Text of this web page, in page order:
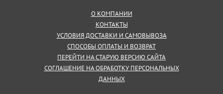
О КОМПАНИИ
КОНТАКТЫ
УСЛОВИЯ ДОСТАВКИ И САМОВЫВОЗА
СПОСОБЫ ОПЛАТЫ И ВОЗВРАТ
ПЕРЕЙТИ НА СТАРУЮ ВЕРСИЮ САЙТА
СОГЛАШЕНИЕ НА ОБРАБОТКУ ПЕРСОНАЛЬНЫХ
ДАННЫХ